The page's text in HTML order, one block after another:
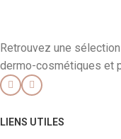
Retrouvez une
dermo-cosmétiques et
LIENS UTILES